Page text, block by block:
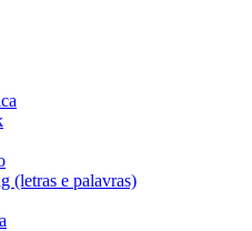
(letras e palavras)